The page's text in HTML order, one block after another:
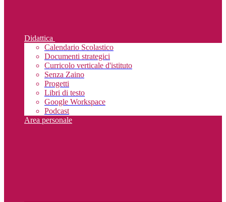
Didattica
Calendario Scolastico
Documenti strategici
Curricolo verticale d'istituto
Senza Zaino
Progetti
Libri di testo
Google Workspace
Podcast
Area personale